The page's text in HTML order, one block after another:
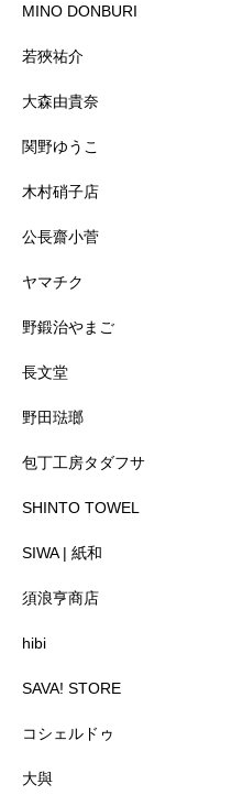
MINO DONBURI
若狹祐介
大森由貴奈
関野ゆうこ
木村硝子店
公長齋小菅
ヤマチク
野鍛治やまご
長文堂
野田琺瑯
包丁工房タダフサ
SHINTO TOWEL
SIWA | 紙和
須浪亨商店
hibi
SAVA! STORE
コシェルドゥ
大與